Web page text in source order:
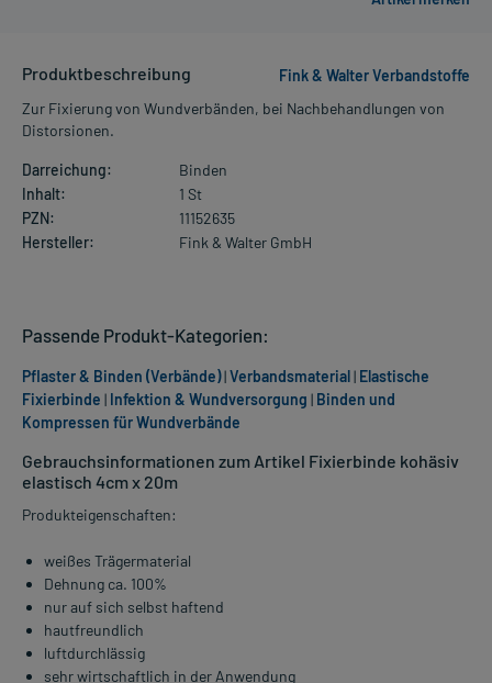
Produktbeschreibung
Fink & Walter Verbandstoffe
Zur Fixierung von Wundverbänden, bei Nachbehandlungen von
Distorsionen.
Darreichung:
Binden
Inhalt:
1 St
PZN:
11152635
Hersteller:
Fink & Walter GmbH
Gebrauchsinformationen zum Artikel Fixierbinde kohäsiv
elastisch 4cm x 20m
Produkteigenschaften:
weißes Trägermaterial
Dehnung ca. 100%
nur auf sich selbst haftend
hautfreundlich
luftdurchlässig
sehr wirtschaftlich in der Anwendung
Passende Produkt-Kategorien:
Pflaster & Binden (Verbände)|Verbandsmaterial| Elastische
Fixierbinde | Infektion & Wundversorgung | Binden und
Kompressen für Wundverbände